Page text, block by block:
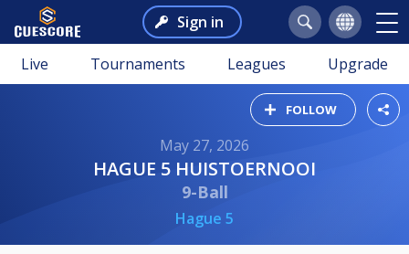
Sign in
Live Tournaments Leagues Upgrade
FOLLOW
May 27, 2026
HAGUE 5 HUISTOERNOOI
9-Ball
Hague 5